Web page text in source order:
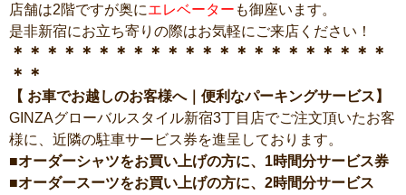
店舗は2階ですが奥にエレベーター も御座います。
是非新宿にお立ち寄りの際はお気軽にご来店ください！
＊＊＊＊＊＊＊＊＊＊＊＊＊＊＊＊＊＊＊＊＊＊
＊＊
【 お車でお越しのお客様へ｜便利なパーキングサービス】
GINZAグローバルスタイル新宿3丁目店でご注文頂いたお客
様に、近隣の駐車サービス券を進呈しております。
■オーダーシャツをお買い上げの方に、1時間分サービス券
■オーダースーツをお買い上げの方に、2時間分サービス